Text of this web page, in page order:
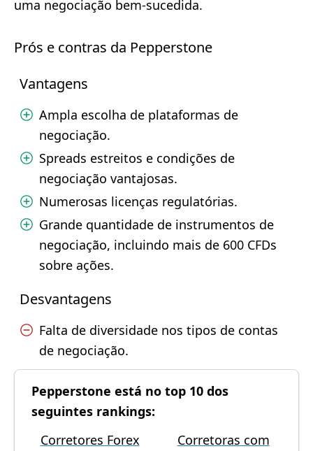
uma negociação bem-sucedida.
Prós e contras da Pepperstone
Vantagens
Ampla escolha de plataformas de
negociação.
Spreads estreitos e condições de
negociação vantajosas.
Numerosas licenças regulatórias.
Grande quantidade de instrumentos de
negociação, incluindo mais de 600 CFDs
sobre ações.
Desvantagens
Falta de diversidade nos tipos de contas
de negociação.
Pepperstone está no top 10 dos
seguintes rankings:
Corretores Forex
Corretoras com